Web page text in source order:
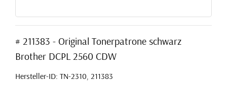
# 211383 - Original Tonerpatrone schwarz
Brother DCPL 2560 CDW
Hersteller-ID: TN-2310, 211383